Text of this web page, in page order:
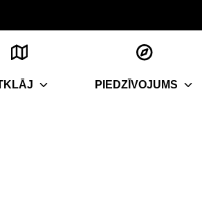
PIEDZĪVOJUMS